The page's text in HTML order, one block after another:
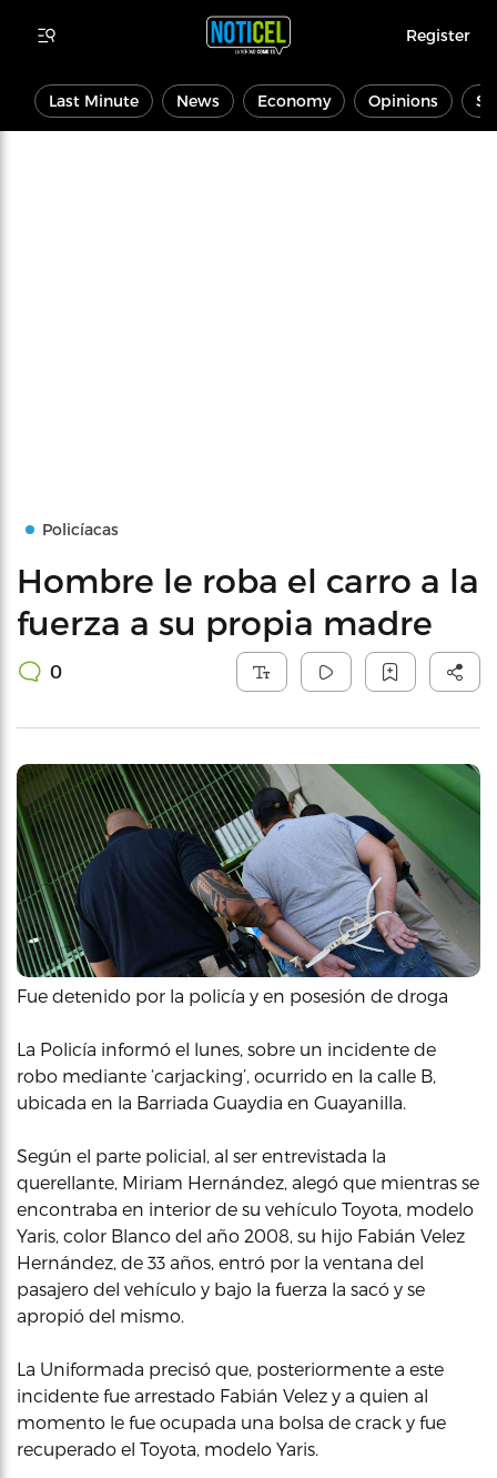
Register
Last Minute News Economy Opinions
Policíacas
Hombre le roba el carro a la
fuerza a su propia madre
0
Fue detenido por la policía y en posesión de droga
La Policía informó el lunes, sobre un incidente de
robo mediante ‘carjacking’, ocurrido en la calle B,
ubicada en la Barriada Guaydia en Guayanilla.
Según el parte policial, al ser entrevistada la
querellante, Miriam Hernández, alegó que mientras se
encontraba en interior de su vehículo Toyota, modelo
Yaris, color Blanco del año 2008, su hijo Fabián Velez
Hernández, de 33 años, entró por la ventana del
pasajero del vehículo y bajo la fuerza la sacó y se
apropió del mismo.
La Uniformada precisó que, posteriormente a este
incidente fue arrestado Fabián Velez y a quien al
momento le fue ocupada una bolsa de crack y fue
recuperado el Toyota, modelo Yaris.